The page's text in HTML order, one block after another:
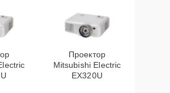
Проектор
Mitsubishi Electric
EX320U